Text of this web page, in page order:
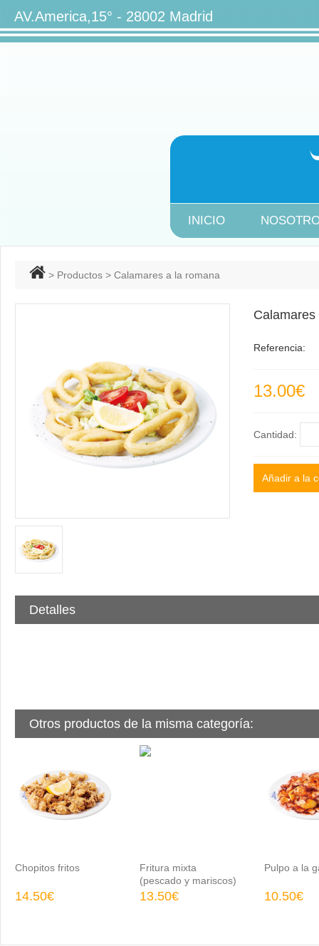
AV.America,15° - 28002
INICIO
> Productos > Calamares a la romana
Referencia:
13.00€
Cantidad:
Detalles
Otros productos de la misma categoría:
Chopitos fritos
14.50€
Fritura mixta
(pescado y mariscos)
13.50€
Pulpo a la
10.50€